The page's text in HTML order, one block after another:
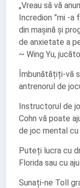
„Vreau să vă
Incredion ”mi -a
din mașină și
de anxietate a
~ Wing Yu,
Îmbunătățiți-vă
antrenorul de
Instructorul de
Cohn vă poate
de joc mental cu
Puteți lucra cu
Florida sau cu
Sunați-ne Toll